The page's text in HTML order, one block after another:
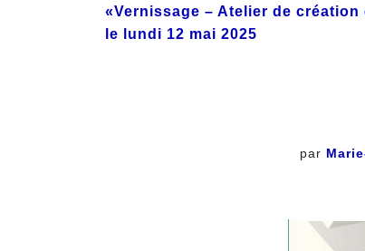
«Vernissage – Atelier de création
le lundi 12 mai 2025
par